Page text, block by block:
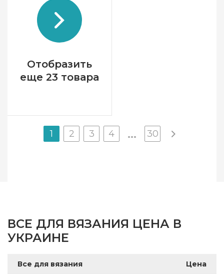
Страна-производитель
Назначение
Отобразить
еще 23 товара
1 2 3 4 ... 30
ВСЕ ДЛЯ ВЯЗАНИЯ ЦЕНА В
УКРАИНЕ
Все для вязания Цена